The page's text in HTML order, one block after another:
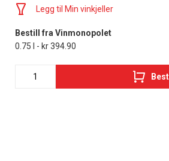
Legg til Min vinkjeller
Bestill fra Vinmonopolet
0.75 l - kr 394.90